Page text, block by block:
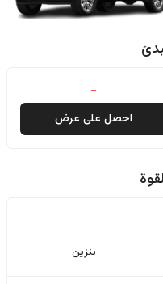
-
احصل على عرض
بنزين